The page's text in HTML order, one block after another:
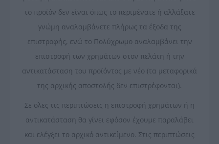
το προϊόν δεν είναι όπως το περιμένατε ή αλλάξατε
γνώμη αναλαμβάνετε πλήρως τα έξοδα της
επιστροφής, ενώ το Πολύχρωμο αναλαμβάνει την
επιστροφή των χρημάτων στον πελάτη ή την
αντικατάσταση του προϊόντος με νέο (τα μεταφορικά
της αρχικής αποστολής δεν επιστρέφονται).
Σε ολες τις περιπτώσεις η επιστροφή χρημάτων ή η
αντικατάσταση θα γίνει εφόσον έχουμε παραλάβει
και ελέγξει το αρχικό αντικείμενο. Στις περιπτώσεις